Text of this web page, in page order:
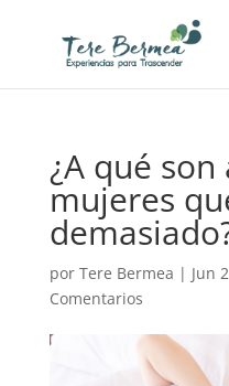
¿A qué
mujeres
por Tere Bermea | Jun
Comentarios